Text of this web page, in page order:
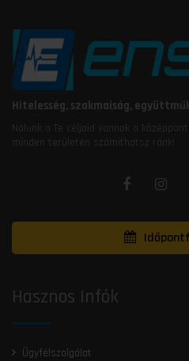
Hitelesség, szakmaiság,
Nálunk a Te céljaid vannak a
minden területén számíthatsz ránk!
Hasznos Infók
Ügyfélszolgálat